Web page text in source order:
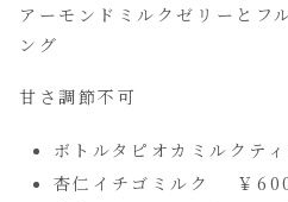
アーモンドミルクゼリーとフ
ング
甘さ調節不可
ボトルタピオカミルクテ
杏仁イチゴミルク ￥